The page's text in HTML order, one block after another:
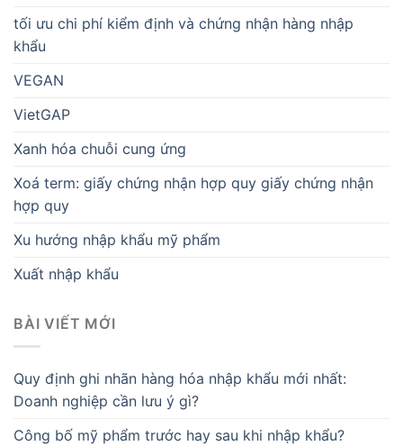
tối ưu chi phí kiểm định và chứng nhận hàng nhập
khẩu
VEGAN
VietGAP
Xanh hóa chuỗi cung ứng
Xoá term: giấy chứng nhận hợp quy giấy chứng nhận
hợp quy
Xu hướng nhập khẩu mỹ phẩm
Xuất nhập khẩu
BÀI VIẾT MỚI
Quy định ghi nhãn hàng hóa nhập khẩu mới nhất:
Doanh nghiệp cần lưu ý gì?
Công bố mỹ phẩm trước hay sau khi nhập khẩu?